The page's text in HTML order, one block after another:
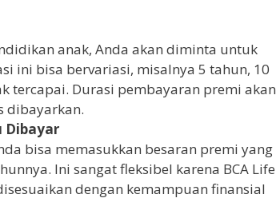
anak, Anda akan diminta untuk
ini bisa bervariasi, misalnya 5 tahun, 10
tercapai. Durasi pembayaran premi akan
dibayarkan.
Dibayar
bisa memasukkan besaran premi yang
Ini sangat fleksibel karena BCA Life
dengan kemampuan finansial